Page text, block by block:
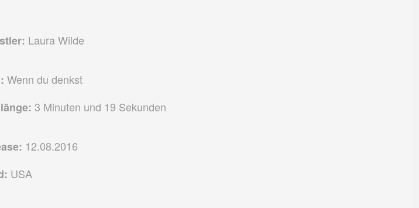
Laura Wilde
Wenn du denkst
3 Minuten und 19 Sekunden
12.08.2016
USA